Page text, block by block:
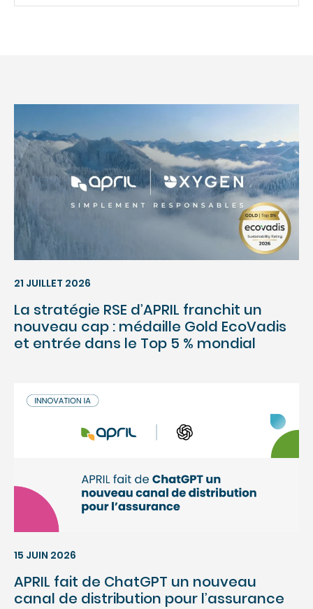
21 JUILLET 2026
La stratégie RSE d’APRIL franchit un
nouveau cap : médaille Gold EcoVadis
et entrée dans le Top 5 % mondial
15 JUIN 2026
APRIL fait de ChatGPT un nouveau
canal de distribution pour l’assurance